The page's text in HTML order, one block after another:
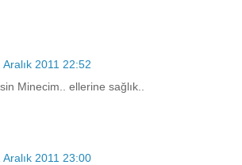
Aralık 2011 22:52
Minecim.. ellerine sağlık..
Aralık 2011 23:00